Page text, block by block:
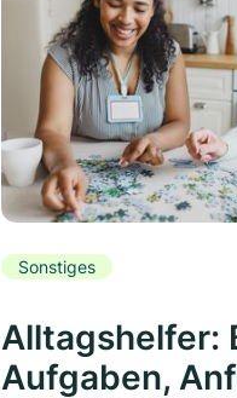
Sonstiges
Alltagshelfer:
Aufgaben,